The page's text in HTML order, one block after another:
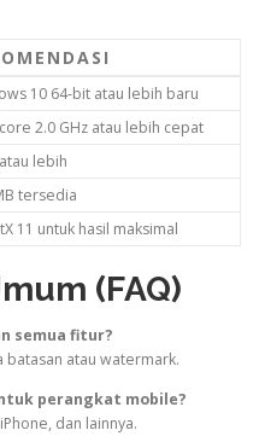
10 64-bit atau lebih baru
2.0 GHz atau lebih cepat
lebih
tersedia
11 untuk hasil maksimal
(FAQ)
semua fitur?
batasan atau watermark.
perangkat mobile?
dan lainnya.